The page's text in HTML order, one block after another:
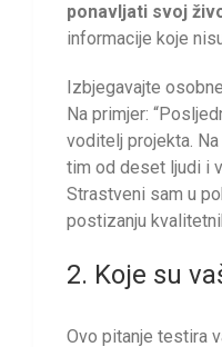
ponavljati svoj
informacije koje
Izbjegavajte
Na primjer:
voditelj projekta.
tim od deset ljudi i
Strastveni sam u
postizanju
2. Koje su
Ovo pitanje testira